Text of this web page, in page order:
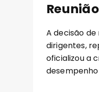
A decisão
dirigentes,
oficializou a